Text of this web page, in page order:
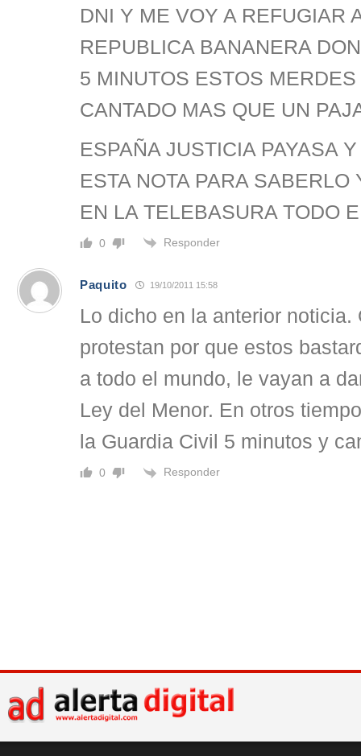
DNI Y ME VOY A REFUGIAR
REPUBLICA BANANERA
5 MINUTOS ESTOS
CANTADO MAS QUE UN
ESPAÑA JUSTICIA PAYASA
ESTA NOTA PARA SABERLO
EN LA TELEBASURA TODO
0 Responder
Paquito 19/10/2011 15:58
Lo dicho en la anterior noticia.
protestan por que estos
a todo el mundo, le vayan a
Ley del Menor. En otros
la Guardia Civil 5 minutos y
0 Responder